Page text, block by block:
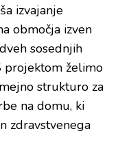
izvajanje
območja izven
sosednjih
projektom želimo
strukturo za
na domu, ki
zdravstvenega